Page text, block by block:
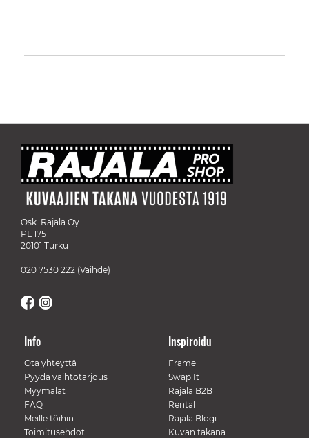
Osk. Rajala Oy
PL 175
20101 Turku
020 7530 222 (Vaihde)
Info
Ota yhteyttä
Pyydä vaihtotarjous
Myymälät
FAQ
Meille töihin
Toimitusehdot
Inspiroidu
Frame
Swap It
Rajala B2B
Rental
Rajala Blogi
Kuvan takana